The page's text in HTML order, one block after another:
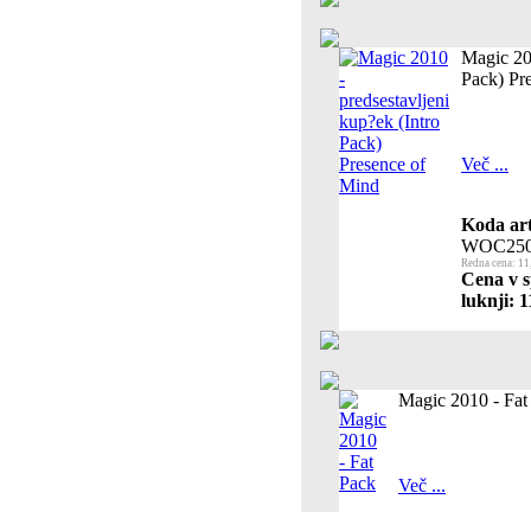
Magic
Pack)
Več ...
Koda
Redna cena:
Cena v
luknji:
Magic 2010 - Fat
Več ...